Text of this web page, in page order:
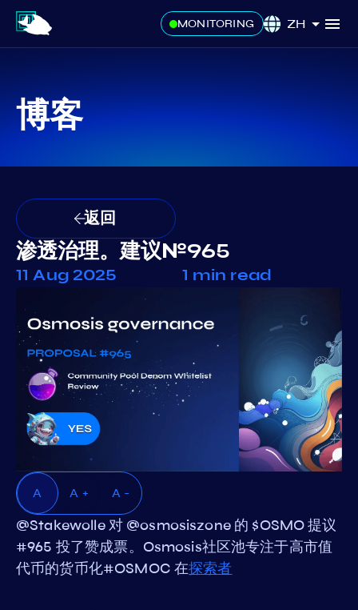
MONITORING ZH
博客
返回
渗透治理。建议№965
11 Aug 2025 1 min read
A A + A -
@Stakewolle 对 @osmosiszone 的 $OSMO 提议
#965 投了赞成票。Osmosis社区池专注于高市值
代币的货币化#OSMOC 在探索者